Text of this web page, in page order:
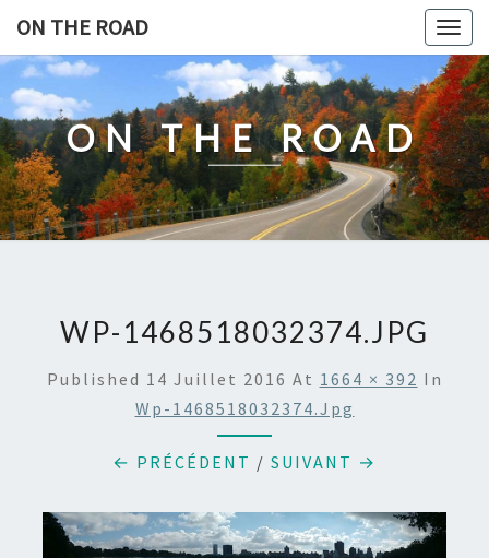
content
ON THE ROAD
ON THE ROAD
WP-1468518032374.JPG
Published 14 Juillet 2016 At 1664 × 392 In
Wp-1468518032374.jpg
← PRÉCÉDENT / SUIVANT →